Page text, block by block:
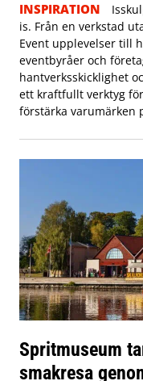
INSPIRATION
is. Från en verkstad
Event upplevelser till
eventbyråer och
hantverksskicklighet
ett kraftfullt verktyg
förstärka varumärken
Spritmuseum
smakresa